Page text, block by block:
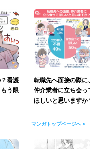
看護
う限
転職先へ面接の際に
仲介業者に立ち会っ
ほしいと思いますか
マンガトップページへ >